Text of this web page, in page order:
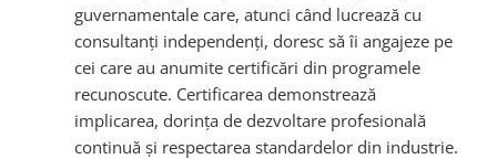
guvernamentale care, atunci când lucrează cu
consultanți independenți, doresc să îi angajeze pe
cei care au anumite certificări din programele
recunoscute. Certificarea demonstrează
implicarea, dorința de dezvoltare profesională
continuă și respectarea standardelor din industrie.